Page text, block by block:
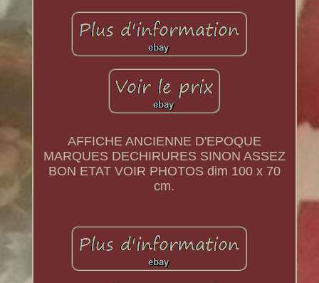
AFFICHE ANCIENNE D'EPOQUE
MARQUES DECHIRURES SINON ASSEZ
BON ETAT VOIR PHOTOS dim 100 x 70
cm.